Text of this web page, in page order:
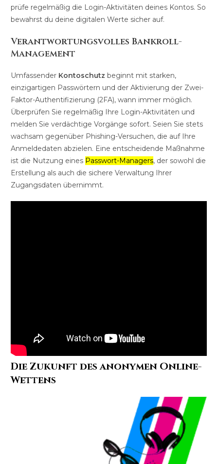
prüfe regelmäßig die Login-Aktivitäten deines Kontos. So
bewahrst du deine digitalen Werte sicher auf.
Verantwortungsvolles Bankroll-
Management
Umfassender Kontoschutz beginnt mit starken,
einzigartigen Passwörtern und der Aktivierung der Zwei-
Faktor-Authentifizierung (2FA), wann immer möglich.
Überprüfen Sie regelmäßig Ihre Login-Aktivitäten und
melden Sie verdächtige Vorgänge sofort. Seien Sie stets
wachsam gegenüber Phishing-Versuchen, die auf Ihre
Anmeldedaten abzielen. Eine entscheidende Maßnahme
ist die Nutzung eines Passwort-Managers, der sowohl die
Erstellung als auch die sichere Verwaltung Ihrer
Zugangsdaten übernimmt.
Die Zukunft des anonymen Online-
Wettens